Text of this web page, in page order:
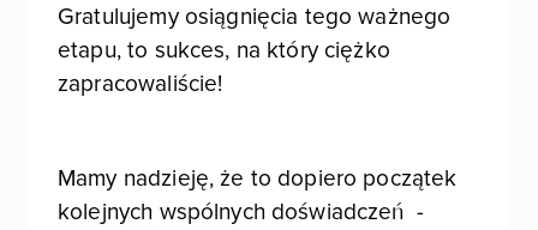
Gratulujemy osiągnięcia tego ważnego
etapu, to sukces, na który ciężko
zapracowaliście!
Mamy nadzieję, że to dopiero początek
kolejnych wspólnych doświadczeń -